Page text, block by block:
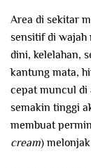
Area di sekitar
sensitif di wajah
dini, kelelahan,
kantung mata,
cepat muncul di
semakin tinggi
membuat
cream)